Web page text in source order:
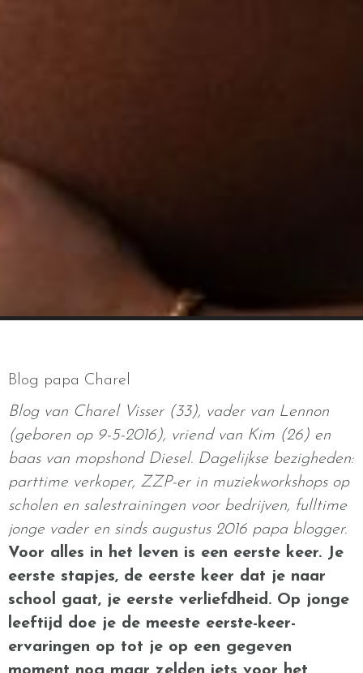
Blog papa Charel
Blog van Charel Visser (33), vader van Lennon
(geboren op 9-5-2016), vriend van Kim (26) en
baas van mopshond Diesel. Dagelijkse bezigheden:
parttime verkoper, ZZP-er in muziekworkshops op
scholen en salestrainingen voor bedrijven, fulltime
jonge vader en sinds augustus 2016 papa blogger.
Voor alles in het leven is een eerste keer. Je
eerste stapjes, de eerste keer dat je naar
school gaat, je eerste verliefdheid. Op jonge
leeftijd doe je de meeste eerste-keer-
ervaringen op tot je op een gegeven